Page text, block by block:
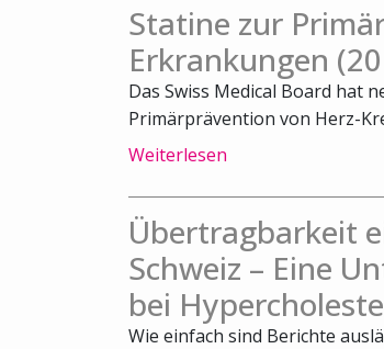
Statine zur
Erkrankungen
Das Swiss Medical Board hat
Primärprävention von Herz-
Weiterlesen
Übertragbarkeit
Schweiz – Eine
bei
Wie einfach sind Berichte